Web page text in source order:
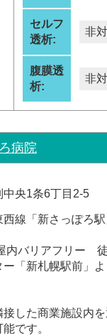
セルフ
透析:
非
腹膜透
析:
非
病院
央1条6丁目2-5
線「新さっぽろ
内バリアフリー
「新札幌駅前」
した商業施設内
です。